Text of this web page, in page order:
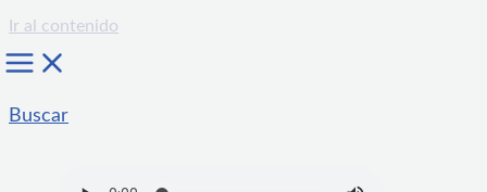
Ir al contenido
Buscar